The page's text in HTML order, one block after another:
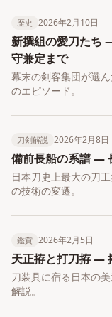
歴史 2026年2月10日
新撰組の愛刀たち
守兼定まで
幕末の剣客集団が選
のエピソード。
刀剣解説 2026年2月8日
備前長船の系譜 ―
日本刀史上最大の刀
の技術の変遷。
鑑賞 2026年2月5日
天正拵と打刀拵 ―
刀装具に宿る日本の
解説。